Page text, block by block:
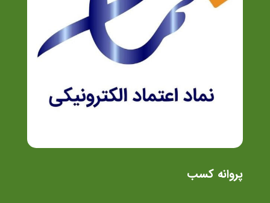
پروانه کسب